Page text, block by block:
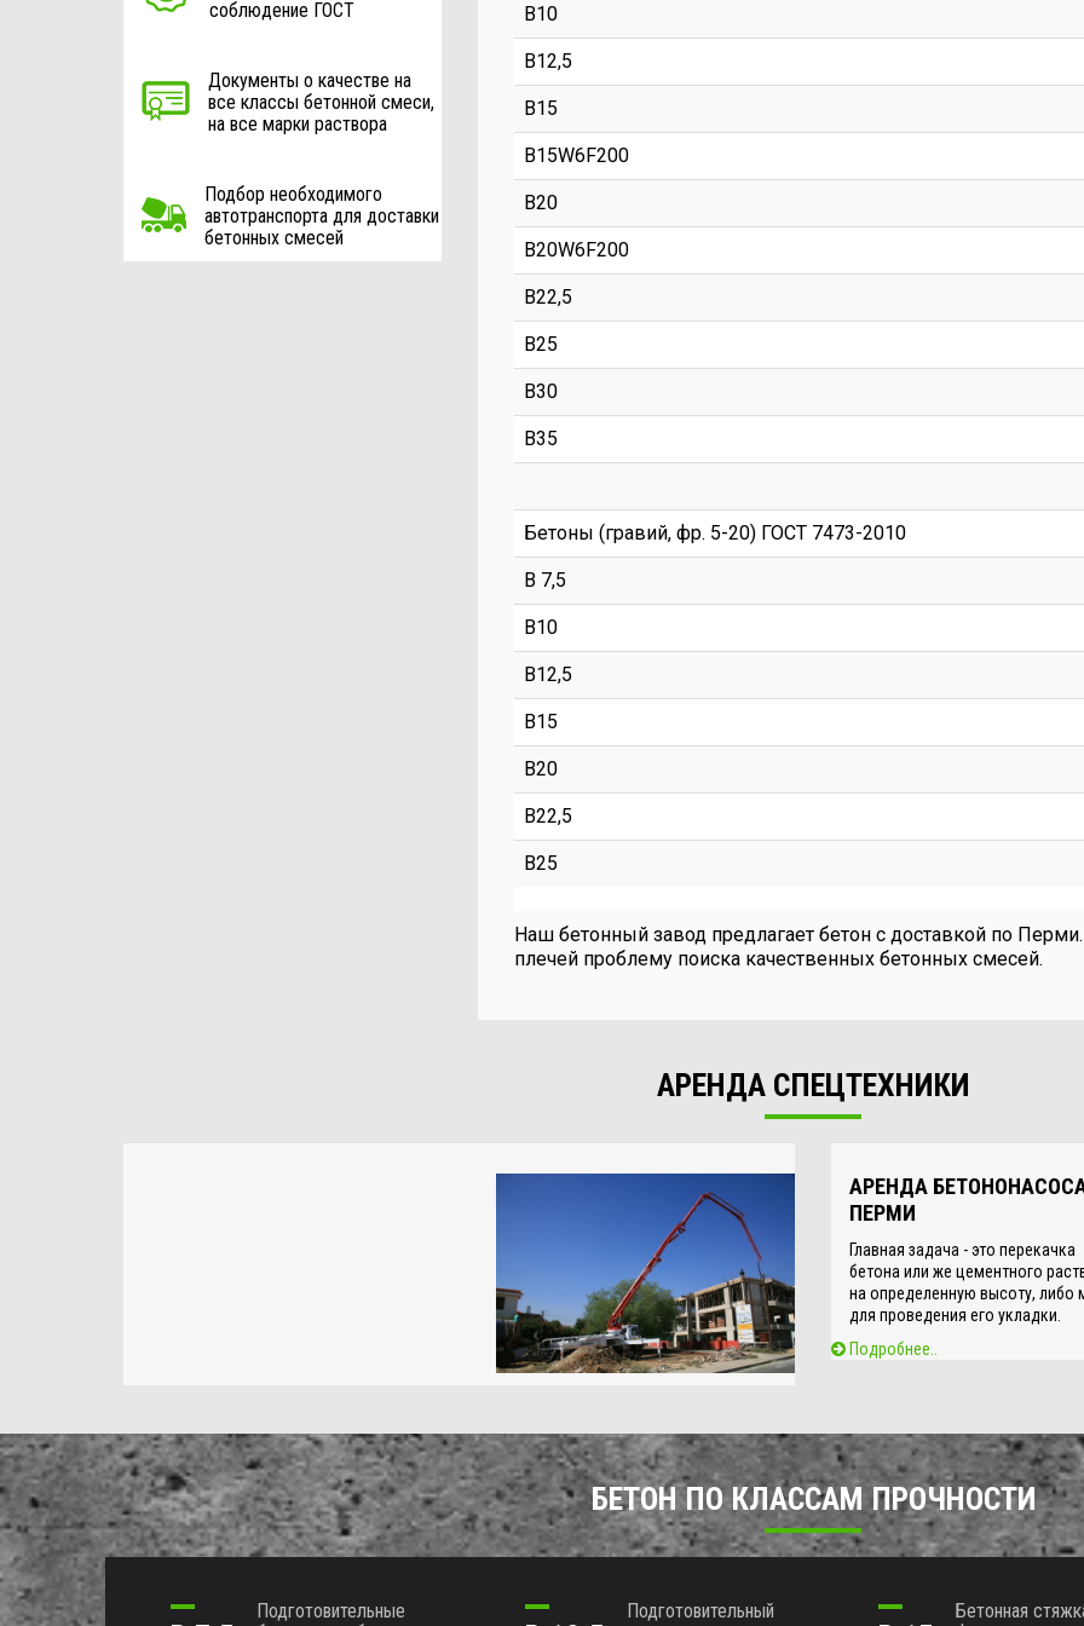
соблюдение ГОСТ
Документы о качестве на
все классы бетонной смеси,
на все марки раствора
Подбор необходимого
автотранспорта для доставки
бетонных смесей
В10
В12,5
В15
В15W6F200
В20
В20W6F200
В22,5
В25
В30
В35
Бетоны (гравий, фр. 5-20) ГОСТ 7473-2010
В 7,5
В10
В12,5
В15
В20
В22,5
В25
Наш бетонный завод предлагает бетон с доставкой по
плечей проблему поиска качественных бетонных смесей.
АРЕНДА СПЕЦТЕХНИКИ
АРЕНДА
ПЕРМИ
Главная задача - это перекачка
бетона или же цементного
на определенную высоту, либо
для проведения его укладки.
Подробнее..
БЕТОН ПО КЛАССАМ ПРОЧНОСТИ
Подготовительные
Подготовительный
Бетонная